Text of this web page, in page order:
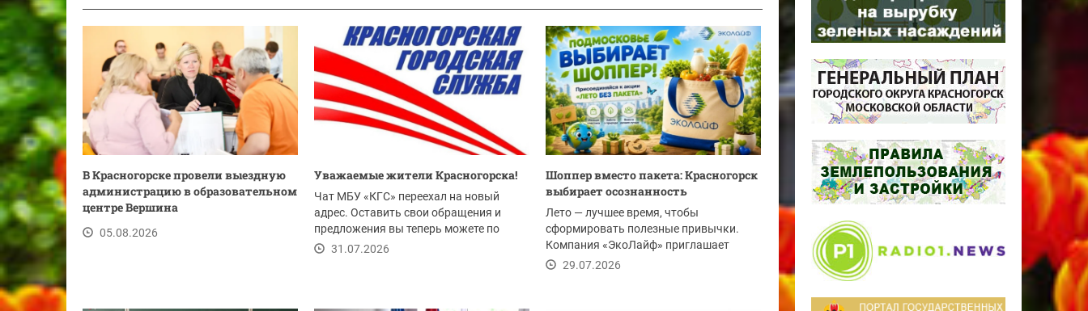
В Красногорске провели выездную
администрацию в образовательном
центре Вершина
05.08.2026
Уважаемые жители Красногорска!
Чат МБУ «КГС» переехал на новый
адрес. Оставить свои обращения и
предложения вы теперь можете по
ссылке.
31.07.2026
Шоппер вместо пакета: Красногорск
выбирает осознанность
Лето — лучшее время, чтобы
сформировать полезные привычки.
Компания «ЭкоЛайф» приглашает
жителей Красногорска и всего...
29.07.2026